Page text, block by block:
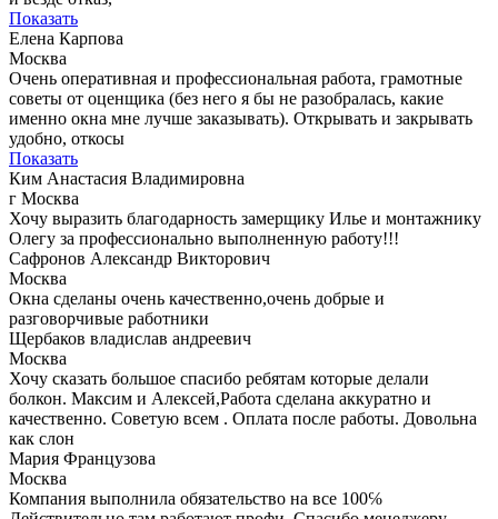
Показать
Елена Карпова
Москва
Очень оперативная и профессиональная работа, грамотные
советы от оценщика (без него я бы не разобралась, какие
именно окна мне лучше заказывать). Открывать и закрывать
удобно, откосы
Показать
Ким Анастасия Владимировна
г Москва
Хочу выразить благодарность замерщику Илье и монтажнику
Олегу за профессионально выполненную работу!!!
Сафронов Александр Викторович
Москва
Окна сделаны очень качественно,очень добрые и
разговорчивые работники
Щербаков владислав андреевич
Москва
Хочу сказать большое спасибо ребятам которые делали
болкон. Максим и Алексей,Работа сделана аккуратно и
качественно. Советую всем . Оплата после работы. Довольна
как слон
Мария Французова
Москва
Компания выполнила обязательство на все 100℅